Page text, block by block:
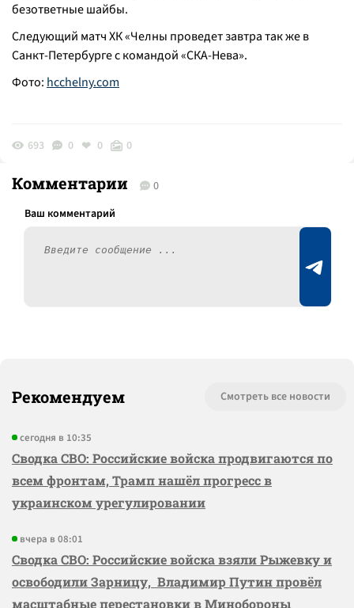
безответные шайбы.
Следующий матч ХК «Челны проведет завтра так же в
Санкт-Петербурге с командой «СКА-Нева».
Фото: hcchelny.com
693 0 0 0
Комментарии 0
Рекомендуем Смотреть все новости
сегодня в 10:35
Сводка СВО: Российские войска продвигаются по
всем фронтам, Трамп нашёл прогресс в
украинском урегулировании
вчера в 08:01
Сводка СВО: Российские войска взяли Рыжевку и
освободили Зарницу, Владимир Путин провёл
масштабные перестановки в Минобороны